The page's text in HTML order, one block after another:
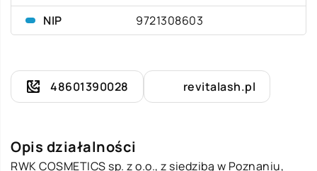
NIP 9721308603
48601390028 revitalash.pl
Opis działalności
RWK COSMETICS sp. z o.o., z siedzibą w Poznaniu,